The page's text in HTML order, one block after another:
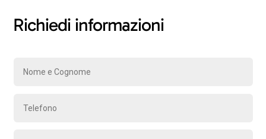
Richiedi informazioni